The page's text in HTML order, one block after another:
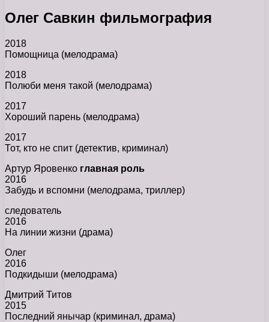
Олег Савкин фильмография
2018
Помощница (мелодрама)
2018
Полюби меня такой (мелодрама)
2017
Хороший парень (мелодрама)
2017
Тот, кто не спит (детектив, криминал)
Артур Яровенко главная роль
2016
Забудь и вспомни (мелодрама, триллер)
следователь
2016
На линии жизни (драма)
Олег
2016
Подкидыши (мелодрама)
Дмитрий Титов
2015
Последний янычар (криминал, драма)